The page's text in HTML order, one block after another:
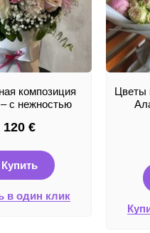
композиция
с нежностью
120 €
Купить
в один клик
Цветы